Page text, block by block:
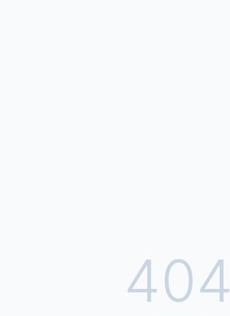
404